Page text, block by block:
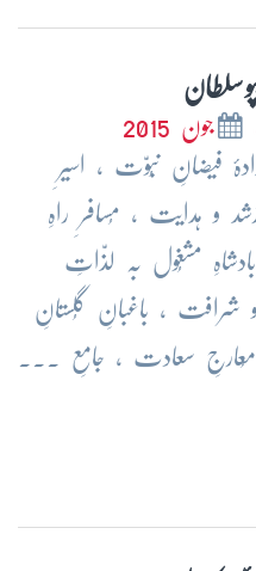
سلطان
جون 2015
فیضانِ نبُوّت ، اسیرِ
و ہدایت ، مُسافرِ راہِ
مشغُول بہ لذّاتِ
، باغبانِ گُلستانِ
مُعارجِ سعادت ، جامعِ ...